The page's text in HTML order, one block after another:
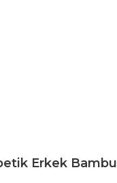
Erkek